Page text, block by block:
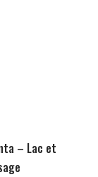
– Lac et